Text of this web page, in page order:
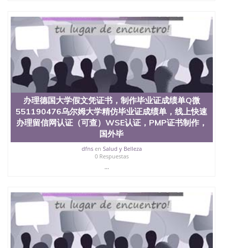
4、电子图做好发给客户确认； 5、电子图确认好转成
品部做成品； 6、成品做好拍照或者视频确认再付余
款； 7、快递给客户（国内顺丰，国外DHL）。 三、
真实网上可查的证明材料 1、教育部学历学位认证，
留服真实存档可查，存档。 2、留学回国人员证明
（使馆认证），使馆网站真实存档可查。 3、留信网
真实可查认证办理，存档可查，终身受用。 四、办理
流程农业科学院、艺术与建筑学院、商学院、交流学
院、地球及物质科学院、教育学院、工程学院、健康
与人类发展学院、信息工程与科学学院、人文学院、
护理学院、科学学院等。学校的教育学院排名在全美
前十名，工学院排名在前十五名，且继续攀升中。纽
约大学为学生们提供本科、硕士及博士学位。学校的
专业课程包括：会计学、MBA、财务、教育、建筑工
程、经济、医学、护理、文学、音乐、生物学、统计
学、美术、电子工程、天文学、农业、环境污染控
制、历史、电气工程、生物工程、建筑设计、工商管
学、化学、英语、社会科学、心理学、戏剧、市场营
销、机械工程、计算机科学、物理学、人工智能、商
科、金融专业 1、客户提供相关材料，确定客户办理
信息，给出操作方案； 2、补充毕业证成绩单等相关
材料； 3、留服注册申请账号，付定金； 4、预约递
交时间，公司人员陪同客户本人一起去留服递交材
办理德国大学假文凭证书，制作毕业证成绩单Q微
551190476乌尔姆大学精仿毕业证成绩单，线上快速
办理留信网认证（可查）WSE认证，PMP证书制作，
国外毕
dfnsen Salud y Belleza
0 Respuestas
...